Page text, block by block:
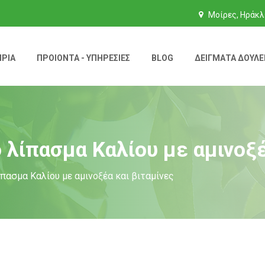
Μοίρες,
ΠΡΟΙΌΝΤΑ - ΥΠΗΡΕΣΊΕΣ BLOG ΔΕΊΓΜΑΤΑ
Καλίου με
Καλίου με αμινοξέα και βιταμίνες